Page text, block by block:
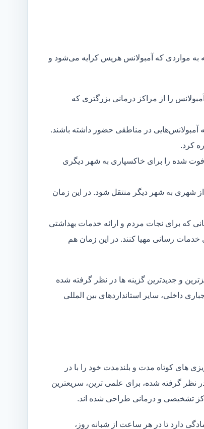
به مواردی که آمبولانس هریس کرایه می‌شود و
را از مراکز درمانی بزرگتری که
در مناطقی حضور داشته باشند.
کرد.
شده را برای خاکسپاری به شهر دیگری
شهری به شهر دیگر منتقل شود. در این زمان
که برای نجات مردم و ارائه خدمات بهداشتی
خدمات رسانی مهیا کنند. در این زمان هم
و جدیدترین گزینه ها در نظر گرفته شده
داخلی، سایر استانداردهای بین المللی
های کوتاه مدت و بلندمدت خود را با در
نظر گرفته شده، برای علمی ترین، سریعترین
تشخیصی و درمانی طراحی شده اند.
دارد تا در هر ساعت از شبانه روز،